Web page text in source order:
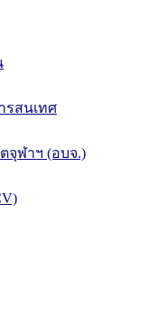
รสนเทศ
จุฬาฯ (อบจ.)